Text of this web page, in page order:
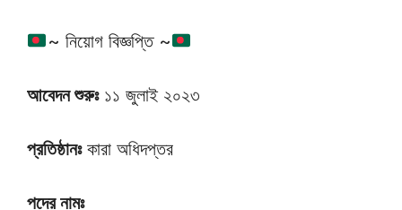
~ নিয়োগ বিজ্ঞপ্তি ~
আবেদন শুরুঃ১১ জুলাই ২০২৩
প্রতিষ্ঠানঃকারা অধিদপ্তর
পদের নামঃ